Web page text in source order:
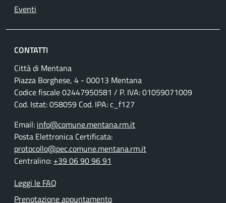
Eventi
CONTATTI
Città di Mentana
Piazza Borghese, 4 - 00013 Mentana
Codice fiscale02447950581 / P. IVA:01059071009
Cod. Istat: 058059 Cod. IPA: c_f127
Email: info@comune.mentana.rm.it
Posta Elettronica Certificata:
protocollo@pec.comune.mentana.rm.it
Centralino: +39 06 90 96 91
Leggi le FAQ
Prenotazione appuntamento